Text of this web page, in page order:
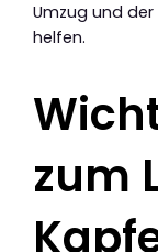
Umzug und
helfen.
zum